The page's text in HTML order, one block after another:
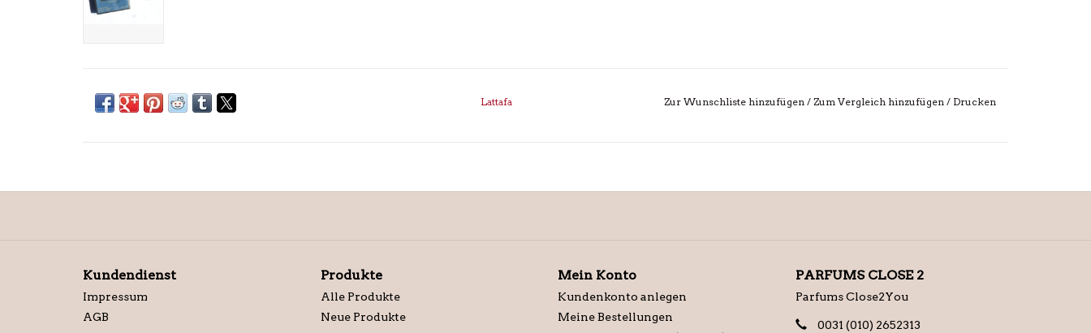
Lattafa Zur Wunschliste hinzufügen / Zum Vergleich hinzufügen / Drucken
Kundendienst
Impressum
AGB
Produkte
Alle Produkte
Neue Produkte
Mein Konto
Kundenkonto anlegen
Meine Bestellungen
PARFUMS CLOSE 2
Parfums Close2You
0031 (010) 2652313